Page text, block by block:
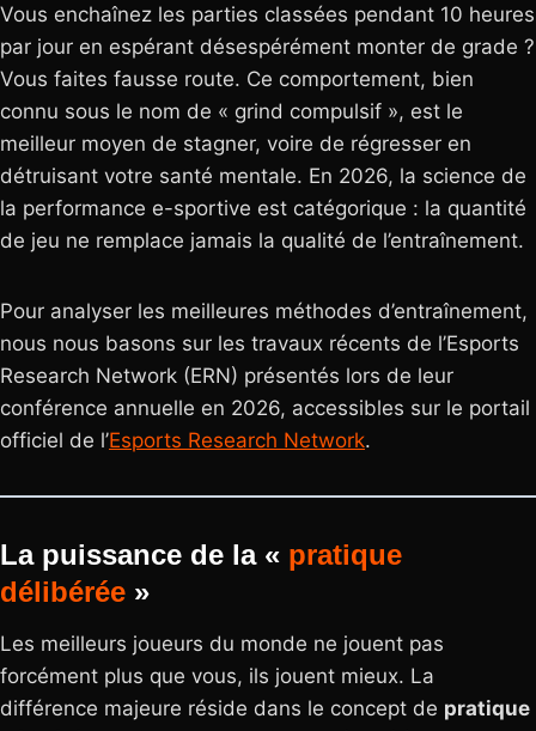
Vous enchaînez les parties classées pendant 10 heures
par jour en espérant désespérément monter de grade ?
Vous faites fausse route. Ce comportement, bien
connu sous le nom de « grind compulsif », est le
meilleur moyen de stagner, voire de régresser en
détruisant votre santé mentale. En 2026, la science de
la performance e-sportive est catégorique : la quantité
de jeu ne remplace jamais la qualité de l’entraînement.
Pour analyser les meilleures méthodes d’entraînement,
nous nous basons sur les travaux récents de l’Esports
Research Network (ERN) présentés lors de leur
conférence annuelle en 2026, accessibles sur le portail
officiel de l’Esports Research Network.
La puissance de la « pratique
délibérée »
Les meilleurs joueurs du monde ne jouent pas
forcément plus que vous, ils jouent mieux. La
différence majeure réside dans le concept de pratique